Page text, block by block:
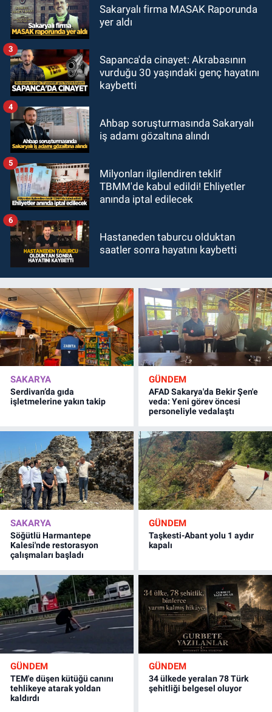
Sakaryalı firma MASAK Raporunda
yer aldı
Sapanca'da cinayet: Akrabasının
vurduğu 30 yaşındaki genç hayatını
kaybetti
3
Ahbap soruşturmasında Sakaryalı
iş adamı gözaltına alındı
4
Milyonları ilgilendiren teklif
TBMM'de kabul edildi! Ehliyetler
anında iptal edilecek
5
Hastaneden taburcu olduktan
saatler sonra hayatını kaybetti
6
SAKARYA
Serdivan’da gıda
işletmelerine yakın takip
GÜNDEM
AFAD Sakarya'da Bekir Şen'e
veda: Yeni görev öncesi
personeliyle vedalaştı
SAKARYA
Söğütlü Harmantepe
Kalesi'nde restorasyon
çalışmaları başladı
GÜNDEM
Taşkesti-Abant yolu 1 aydır
kapalı
GÜNDEM
TEM'e düşen kütüğü canını
tehlikeye atarak yoldan
kaldırdı
GÜNDEM
34 ülkede yeralan 78 Türk
şehitliği belgesel oluyor